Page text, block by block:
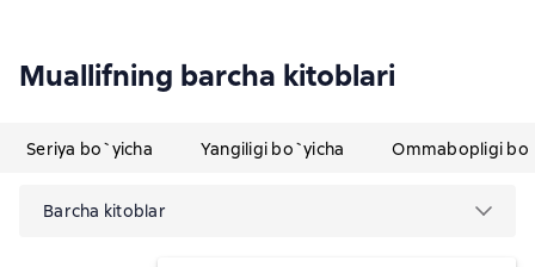
Muallifning barcha kitoblari
Seriya bo`yicha Yangiligi bo`yicha Ommabopligi
Barcha kitoblar